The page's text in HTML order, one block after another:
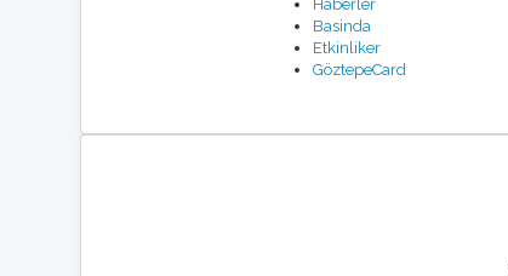
Haberler
Basinda
Etkinliker
GöztepeCard